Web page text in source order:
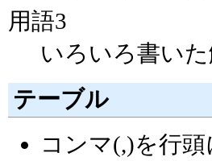
用語3
いろいろ書い
テーブル
コンマ(,)を行